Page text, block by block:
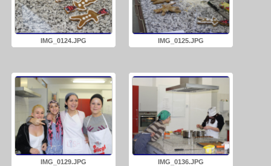
IMG_0124.JPG IMG_0125.JPG
IMG_0129.JPG IMG_0136.JPG